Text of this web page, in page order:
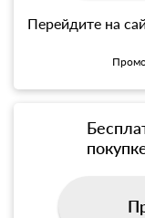
Перейдите на